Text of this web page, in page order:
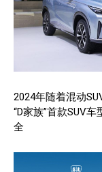
2024年随着混动
“D家族”首款SUV
全